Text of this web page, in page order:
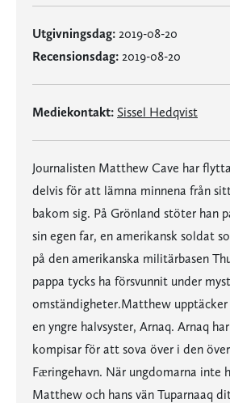
Utgivningsdag: 2019-08-20
Recensionsdag: 2019-08-20
Mediekontakt: Sissel Hedqvist
Journalisten Matthew Cave har
delvis för att lämna minnena från
bakom sig. På Grönland stöter han
sin egen far, en amerikansk soldat
på den amerikanska militärbasen
pappa tycks ha försvunnit under
omständigheter.Matthew
en yngre halvsyster, Arnaq. Arnaq
kompisar för att sova över i den
Færingehavn. När ungdomarna inte
Matthew och hans vän Tuparnaaq